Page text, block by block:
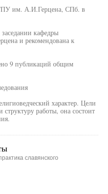
им. А.И.Герцена, СПб. в
кафедры
и рекомендована к
9 публикаций общим
характер. Цели
структуру работы, она состоит
славянского